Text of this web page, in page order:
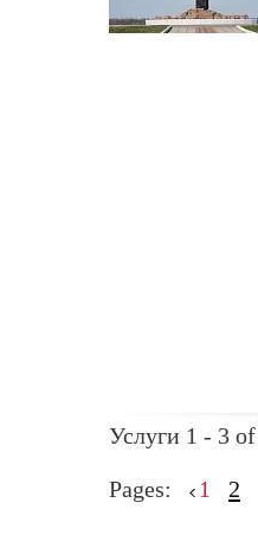
Услуги 1 - 3
Pages: 1 2